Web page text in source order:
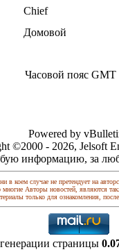
Chief
Домовой
Часовой пояс GMT
Powered by
©2000 - 2026, Jelsoft
информацию, за
в коем случае не претендует на
многие Авторы новостей, являются
только для ознакомления,
страницы